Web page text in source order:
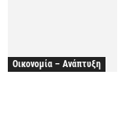
Οικονομία – Ανάπτυξη